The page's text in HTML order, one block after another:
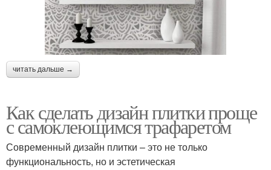
читать дальше →
Как сделать дизайн плитки проще
с самоклеющимся трафаретом
Современный дизайн плитки – это не только
функциональность, но и эстетическая